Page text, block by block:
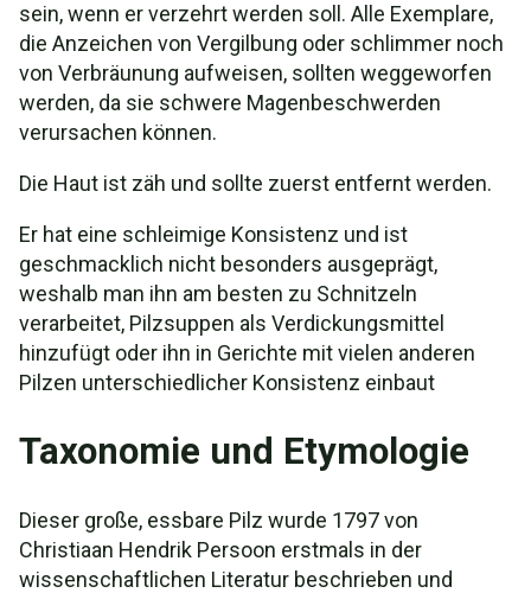
sein, wenn er verzehrt werden soll. Alle Exemplare,
die Anzeichen von Vergilbung oder schlimmer noch
von Verbräunung aufweisen, sollten weggeworfen
werden, da sie schwere Magenbeschwerden
verursachen können.
Die Haut ist zäh und sollte zuerst entfernt werden.
Er hat eine schleimige Konsistenz und ist
geschmacklich nicht besonders ausgeprägt,
weshalb man ihn am besten zu Schnitzeln
verarbeitet, Pilzsuppen als Verdickungsmittel
hinzufügt oder ihn in Gerichte mit vielen anderen
Pilzen unterschiedlicher Konsistenz einbaut
Taxonomie und Etymologie
Dieser große, essbare Pilz wurde 1797 von
Christiaan Hendrik Persoon erstmals in der
wissenschaftlichen Literatur beschrieben und